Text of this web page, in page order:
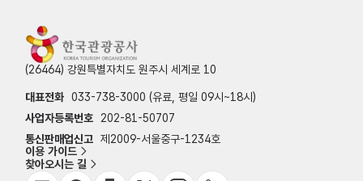
(26464) 강원특별자치도 원주시 세계로 10
대표전화 033-738-3000 (유료, 평일 09시~18시)
사업자등록번호
202-81-50707
통신판매업신고 제2009-서울중구-1234호
이용 가이드
찾아오시는 길